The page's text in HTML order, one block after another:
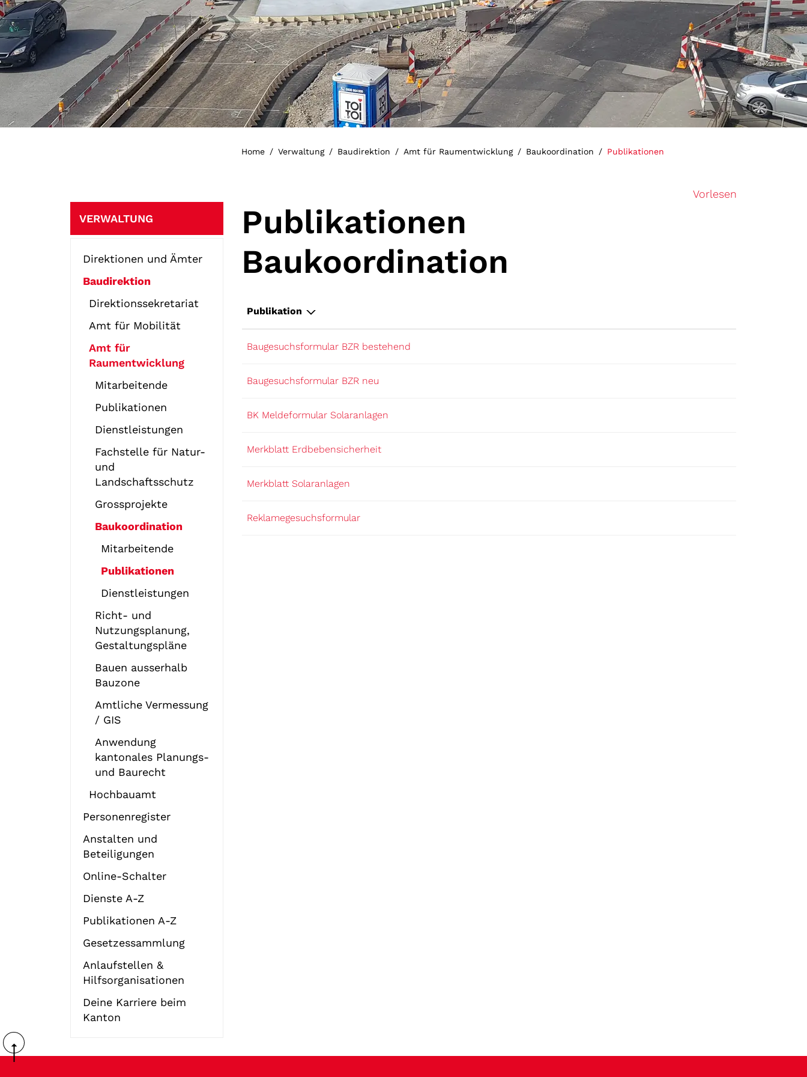
Home Verwaltung Baudirektion Amt für Raumentwicklung Baukoordination Publikationen
Vorlesen
Subnavigation
VERWALTUNG
Direktionen und Ämter
Baudirektion
Direktionssekretariat
Amt für Mobilität
Amt für
Raumentwicklung
Mitarbeitende
Publikationen
Dienstleistungen
Fachstelle für Natur-
und
Landschaftsschutz
Grossprojekte
Baukoordination
Mitarbeitende
Publikationen
(
u
s
g
e
w
h
t
)
Dienstleistungen
Richt- und
Nutzungsplanung,
Gestaltungspläne
Bauen ausserhalb
Bauzone
Amtliche Vermessung
/ GIS
Anwendung
kantonales Planungs-
und Baurecht
Hochbauamt
Personenregister
Anstalten und
Beteiligungen
Online-Schalter
Dienste A-Z
Publikationen A-Z
Gesetzessammlung
Anlaufstellen &
Hilfsorganisationen
Deine Karriere beim
Kanton
Publikationen
Baukoordination
Publikation
Baugesuchsformular BZR bestehend
Baugesuchsformular BZR neu
BK Meldeformular Solaranlagen
Merkblatt Erdbebensicherheit
Merkblatt Solaranlagen
Reklamegesuchsformular